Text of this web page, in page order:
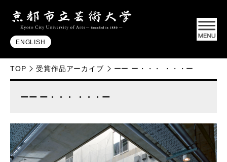
ENGLISH
TOP 受賞作品アーカイブ ーー ー・・・ ・・・ー
ーー ー・・・ ・・・ー